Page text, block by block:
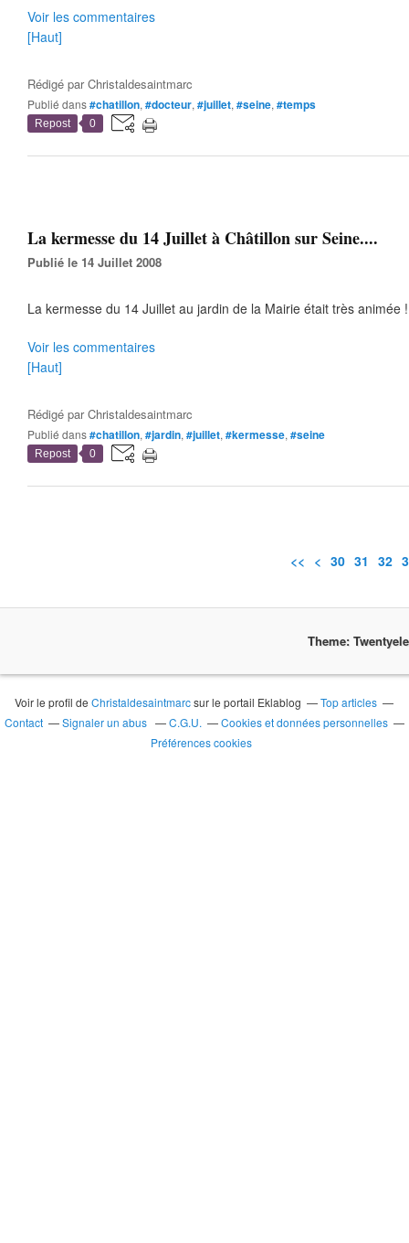
Voir les commentaires
[Haut]
Rédigé parChristaldesaintmarc
Publié dans#chatillon, #docteur, #juillet, #seine, #temps
Repost 0
La kermesse du 14 Juillet à Châtillon sur Seine....
Publié le 14 Juillet 2008
La kermesse du 14 Juillet au jardin de la Mairie était très animée !
Voir les commentaires
[Haut]
Rédigé parChristaldesaintmarc
Publié dans#chatillon, #jardin, #juillet, #kermesse, #seine
Repost 0
<< < 10
20
30 31 32
Theme:
Voir le profil deChristaldesaintmarcsur le portail Eklablog
Top articles
Contact
Signaler un abus C.G.U.
Cookies et données personnelles
Préférences cookies